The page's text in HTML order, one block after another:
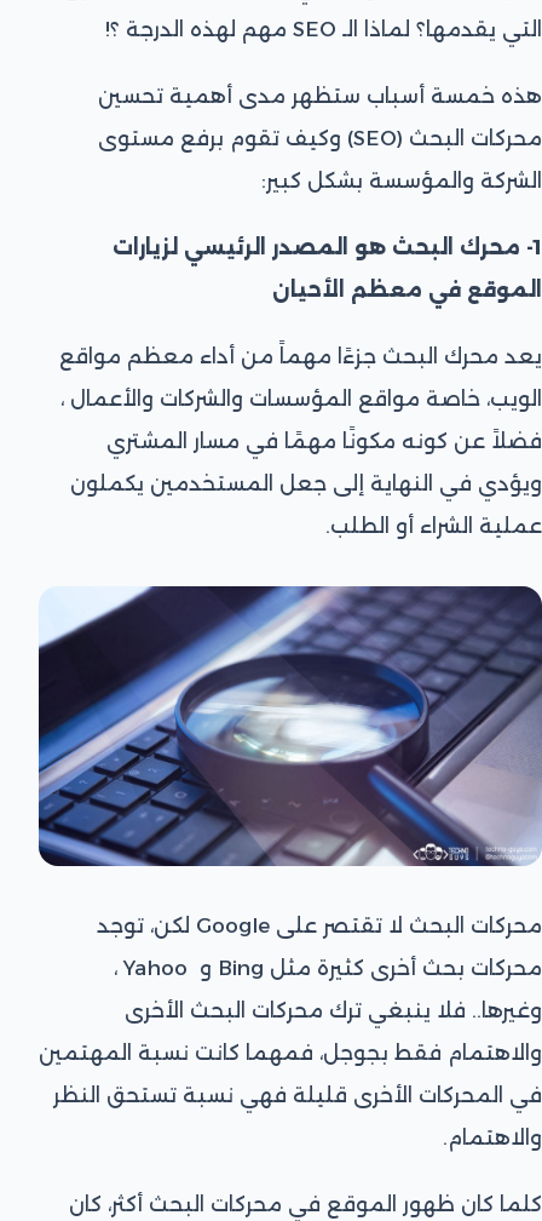
التي يقدمها؟ لماذا الـ SEO مهم لهذه الدرجة ؟!
هذه خمسة أسباب ستظهر مدى أهمية تحسين
محركات البحث (SEO) وكيف تقوم برفع مستوى
الشركة والمؤسسة بشكل كبير:
1- محرك البحث هو المصدر الرئيسي لزيارات
الموقع في معظم الأحيان
يعد محرك البحث جزءًا مهماً من أداء معظم مواقع
الويب، خاصة مواقع المؤسسات والشركات والأعمال ،
فضلاً عن كونه مكونًا مهمًا في مسار المشتري
ويؤدي في النهاية إلى جعل المستخدمين يكملون
عملية الشراء أو الطلب.
محركات البحث لا تقتصر على Google لكن، توجد
محركات بحث أخرى كثيرة مثل Bing و Yahoo ،
وغيرها.. فلا ينبغي ترك محركات البحث الأخرى
والاهتمام فقط بجوجل، فمهما كانت نسبة المهتمين
في المحركات الأخرى قليلة فهي نسبة تستحق النظر
والاهتمام.
كلما كان ظهور الموقع في محركات البحث أكثر، كان